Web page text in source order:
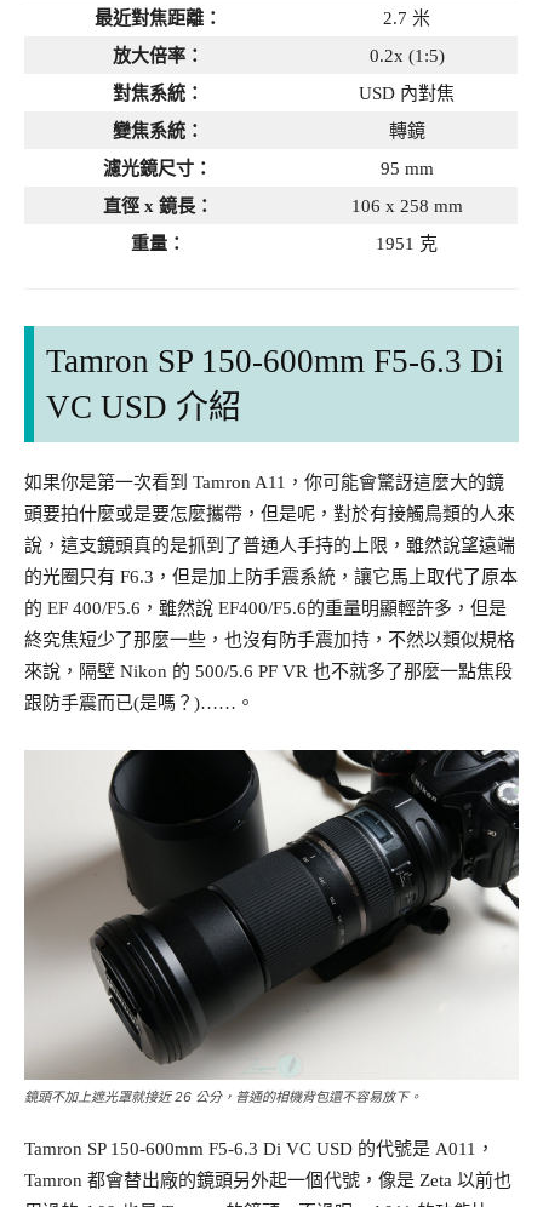
最近對焦距離：
2.7 米
放大倍率：
0.2x (1:5)
對焦系統：
USD 內對焦
變焦系統：
轉鏡
濾光鏡尺寸：
95 mm
直徑 x 鏡長：
106 x 258 mm
重量：
1951 克
Tamron SP 150-600mm F5-6.3 Di
VC USD 介紹
如果你是第一次看到 Tamron A11，你可能會驚訝這麼大的鏡
頭要拍什麼或是要怎麼攜帶，但是呢，對於有接觸鳥類的人來
說，這支鏡頭真的是抓到了普通人手持的上限，雖然說望遠端
的光圈只有 F6.3，但是加上防手震系統，讓它馬上取代了原本
的 EF 400/F5.6，雖然說 EF400/F5.6的重量明顯輕許多，但是
終究焦短少了那麼一些，也沒有防手震加持，不然以類似規格
來說，隔壁 Nikon 的 500/5.6 PF VR 也不就多了那麼一點焦段
跟防手震而已(是嗎？)……。
鏡頭不加上遮光罩就接近 26 公分，普通的相機背包還不容易放下。
Tamron SP 150-600mm F5-6.3 Di VC USD 的代號是 A011，
Tamron 都會替出廠的鏡頭另外起一個代號，像是 Zeta 以前也